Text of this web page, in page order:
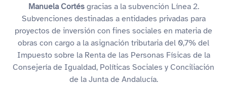
Manuela Cortésgracias a la subvención Línea 2.
Subvenciones destinadas a entidades privadas para
proyectos de inversión con fines sociales en materia de
obras con cargo a la asignación tributaria del 0,7% del
Impuesto sobre la Renta de las Personas Físicas de la
Consejería de Igualdad, Políticas Sociales y Conciliación
de la Junta de Andalucía.